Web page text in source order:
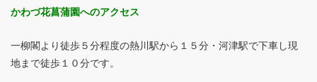
かわづ花菖蒲園へのアクセス
一柳閣より徒歩５分程度の熱川駅から１５分・河津駅で下車し現
地まで徒歩１０分です。